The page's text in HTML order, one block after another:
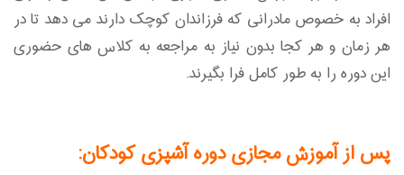
افراد به خصوص مادرانی که فرزاندان کوچک دارند می دهد تا در
هر زمان و هر کجا بدون نیاز به مراجعه به کلاس های حضوری
این دوره را به طور کامل فرا بگیرند.
پس از آموزش مجازی دوره آشپزی کودکان: